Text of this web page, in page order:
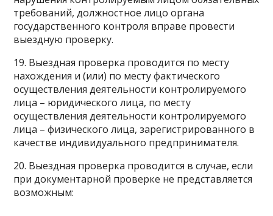
требований, должностное лицо органа
государственного контроля вправе провести
выездную проверку.
19. Выездная проверка проводится по месту
нахождения и (или) по месту фактического
осуществления деятельности контролируемого
лица – юридического лица, по месту
осуществления деятельности контролируемого
лица – физического лица, зарегистрированного в
качестве индивидуального предпринимателя.
20. Выездная проверка проводится в случае, если
при документарной проверке не представляется
возможным: